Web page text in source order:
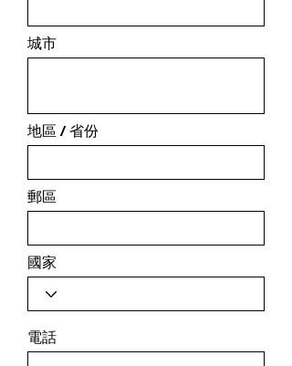
城市
地區 / 省份
郵區
國家
電話